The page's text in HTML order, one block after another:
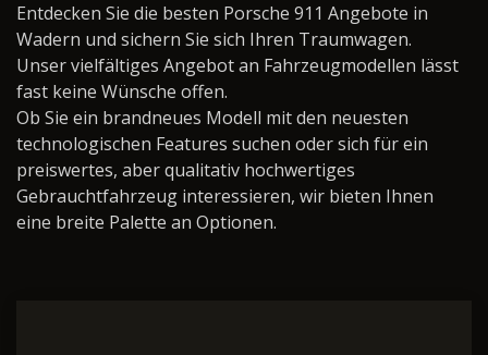
Entdecken Sie die besten Porsche 911 Angebote in
Wadern und sichern Sie sich Ihren Traumwagen.
Unser vielfältiges Angebot an Fahrzeugmodellen lässt
fast keine Wünsche offen.
Ob Sie ein brandneues Modell mit den neuesten
technologischen Features suchen oder sich für ein
preiswertes, aber qualitativ hochwertiges
Gebrauchtfahrzeug interessieren, wir bieten Ihnen
eine breite Palette an Optionen.